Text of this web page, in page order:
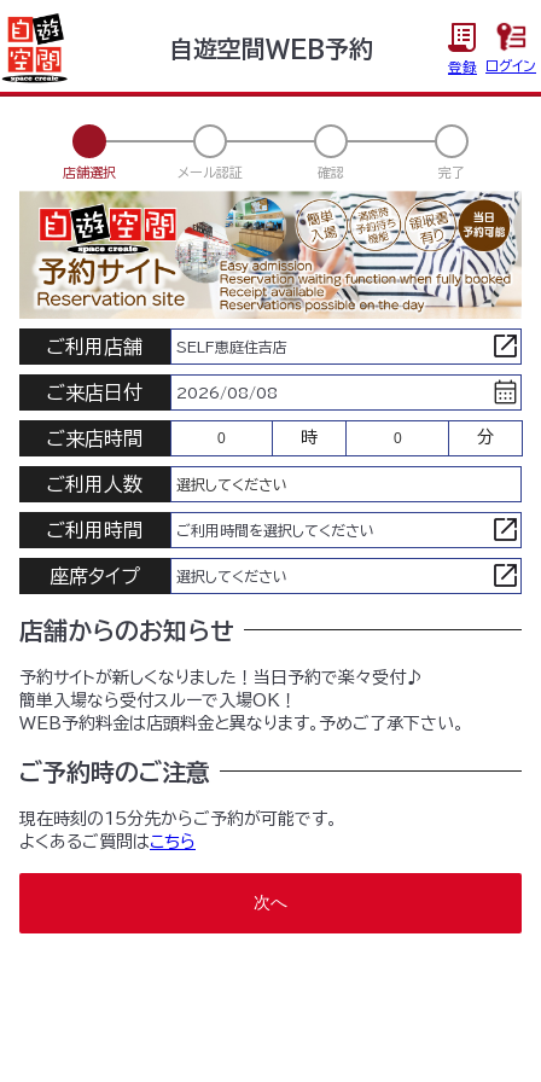
自遊空間WEB予約
登録 ログイン
店舗選択 メール認証 確認 完了
ご利用店舗 SELF恵庭住吉店
ご来店日付 2026/08/08
ご来店時間 時 分
ご利用人数
ご利用時間 ご利用時間を選択してください
座席タイプ 選択してください
店舗からのお知らせ
予約サイトが新しくなりました！当日予約で楽々受付♪
簡単入場なら受付スルーで入場OK！
WEB予約料金は店頭料金と異なります。予めご了承下さい。
ご予約時のご注意
現在時刻の15分先からご予約が可能です。
よくあるご質問はこちら
次へ